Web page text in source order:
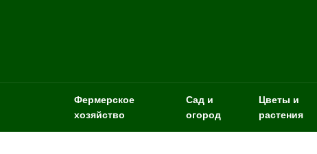
Фермерское
хозяйство
Сад и
огород
Цветы и
растения